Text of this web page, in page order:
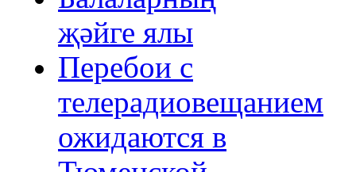
җәйге ялы
Перебои с
телерадиовещанием
ожидаются в